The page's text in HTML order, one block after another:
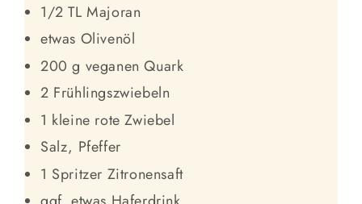
1/2 TL Majoran
etwas Olivenöl
200 g veganen Quark
2 Frühlingszwiebeln
1 kleine rote Zwiebel
Salz, Pfeffer
1 Spritzer Zitronensaft